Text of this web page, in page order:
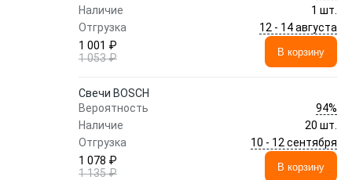
Наличие
1 шт.
Отгрузка
12 - 14 августа
1 001 ₽
1 053 ₽
В корзину
Свечи BOSCH
Вероятность
94%
Наличие
20 шт.
Отгрузка
10 - 12 сентября
1 078 ₽
1 135 ₽
В корзину